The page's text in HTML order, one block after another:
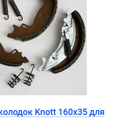
Knott 160х35 для